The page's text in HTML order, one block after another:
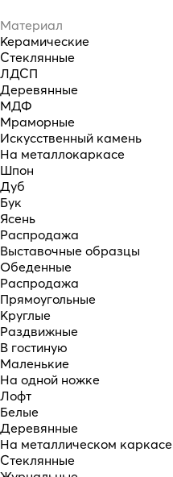
Материал
Керамические
Стеклянные
ЛДСП
Деревянные
МДФ
Мраморные
Искусственный камень
На металлокаркасе
Шпон
Дуб
Бук
Ясень
Распродажа
Выставочные образцы
Обеденные
Распродажа
Прямоугольные
Круглые
Раздвижные
В гостиную
Маленькие
На одной ножке
Лофт
Белые
Деревянные
На металлическом каркасе
Стеклянные